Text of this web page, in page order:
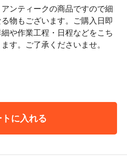
ンティークの商品ですので細
物もございます。ご購入日即
や作業工程・日程などをこち
す。ご了承くださいませ。
トに入れる